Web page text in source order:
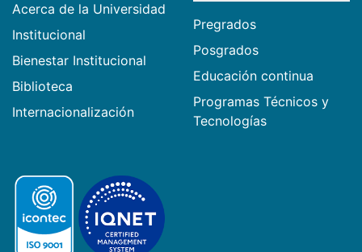
Acerca de la Universidad
Institucional
Bienestar Institucional
Biblioteca
Internacionalización
Pregrados
Posgrados
Educación continua
Programas Técnicos y
Tecnologías